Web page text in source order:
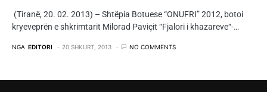
(Tiranë, 20. 02. 2013) – Shtëpia Botuese “ONUFRI” 2012, botoi
kryeveprën e shkrimtarit Milorad Paviçit “Fjalori i khazareve“-…
NGA EDITORI 20 SHKURT, 2013 NO COMMENTS